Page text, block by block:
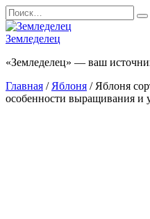
Перейти
к
содержанию
Search
for:
Земледелец
«Земледелец» — ваш
Главная / Яблоня / Яблоня
особенности выращивания и